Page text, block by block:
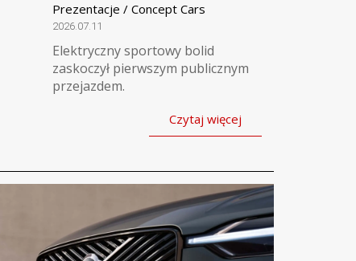
Prezentacje / Concept Cars
2026.07.11
Elektryczny sportowy bolid
zaskoczył pierwszym publicznym
przejazdem.
Czytaj więcej